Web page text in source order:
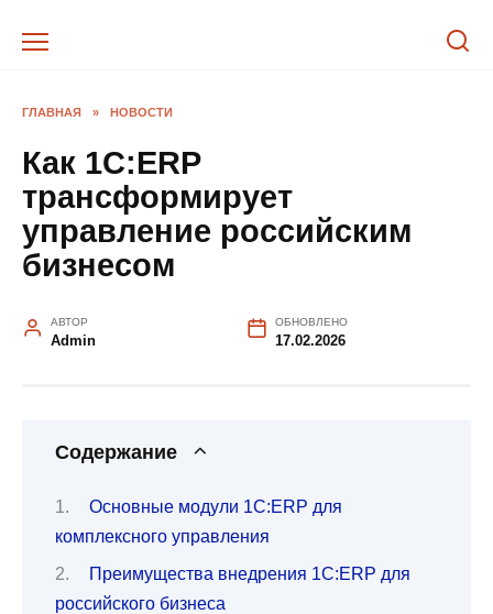
ГЛАВНАЯ » НОВОСТИ
Как 1С:ERP
трансформирует
управление российским
бизнесом
АВТОР
Admin
ОБНОВЛЕНО
17.02.2026
Содержание
Основные модули 1С:ERP для
комплексного управления
Преимущества внедрения 1С:ERP для
российского бизнеса